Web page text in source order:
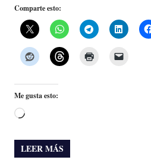
Comparte esto:
Me gusta esto:
Cargando...
LEER MÁS